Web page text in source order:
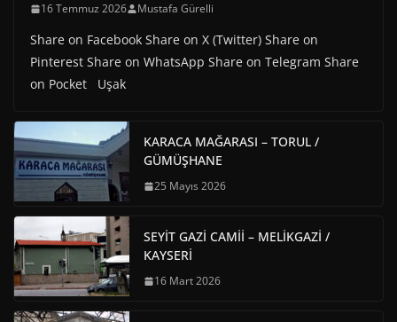
16 Temmuz 2026 Mustafa Gürelli
Share on Facebook Share on X (Twitter) Share on
Pinterest Share on WhatsApp Share on Telegram Share
on Pocket Uşak
KARACA MAĞARASI – TORUL /
GÜMÜŞHANE
25 Mayıs 2026
SEYİT GAZİ CAMİİ – MELİKGAZİ /
KAYSERİ
16 Mart 2026